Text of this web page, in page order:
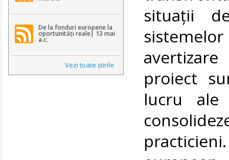
De la fonduri europene la
oportunități reale| 13 mai
a.c.
Vezi toate ştirile
situații
proiect
lucru